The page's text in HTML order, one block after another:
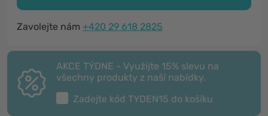
Zavolejte nám +420 29 618 2825
AKCE TÝDNE - Využijte 15% slevu na
všechny produkty z naší nabídky.
Zadejte kód TYDEN15 do košíku